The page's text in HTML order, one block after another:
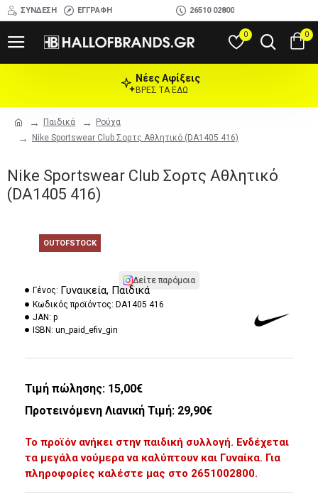
ΣΎΝΔΕΣΗ ΕΓΓΡΑΦΉ 26510 02800
0 0
Παιδικά
Ρούχα
Nike Sportswear Club Σορτς Αθλητικό (DA1405 416)
Νέες Αφίξεις
ΒΡΕΣ ΤΑ ΕΔΩ
Nike Sportswear Club Σορτς Αθλητικό
(DA1405 416)
OUTOFSTOCK
Δείτε παρόμοια
Γένος: Γυναικεία, Παιδικά
Κωδικός προϊόντος: DA1405 416
JAN: p
ISBN: un_paid_efiv_gin
Τιμή πώλησης: 15,00€
Προτεινόμενη Λιανική Τιμή: 29,90€
Το προϊόν ανήκει στην παιδική συλλογή. Ενδέχεται
τα μεγάλα νούμερα να καλύπτουν και Γυναίκα. Για
πληροφορίες καλέστε μας στο 2651002800.